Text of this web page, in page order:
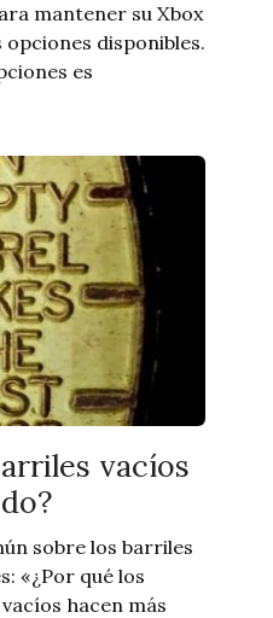
mantener su Xbox
opciones disponibles.
es
vacíos
sobre los barriles
«¿Por qué los
hacen más